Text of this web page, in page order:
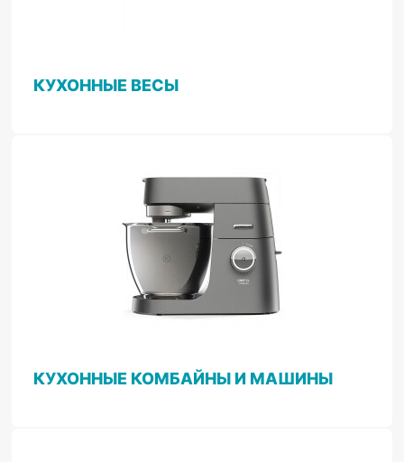
КУХОННЫЕ ВЕСЫ
КУХОННЫЕ КОМБАЙНЫ И МАШИНЫ